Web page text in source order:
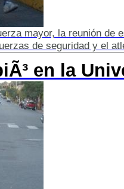
mayor, la reunión de
de seguridad y el
en la